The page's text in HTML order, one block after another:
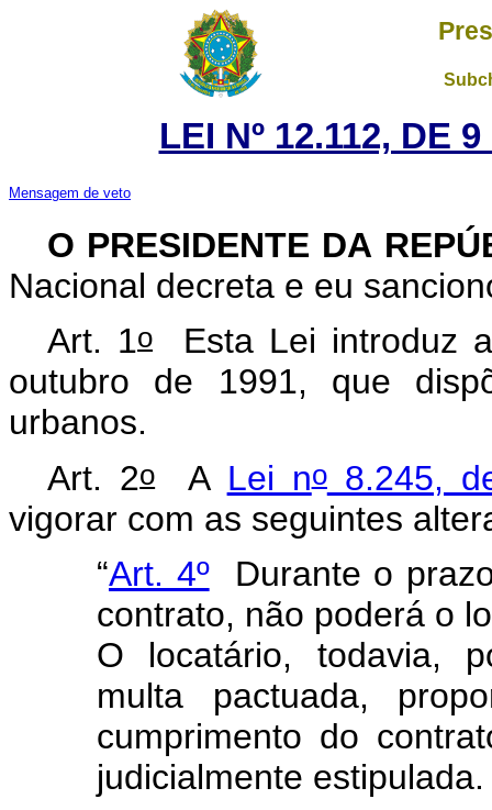
LEI Nº 12.112, DE
Mensagem de veto
O PRESIDENTE DA
Nacional decreta e eu
Art. 1o
Esta Lei introduz
outubro de 1991, que
urbanos.
Art. 2oA Lei no8.245,
vigorar com as seguintes
“Art. 4ºDurante o
contrato, não poderá o
O locatário, todavia,
multa pactuada,
cumprimento do
judicialmente estipulada.